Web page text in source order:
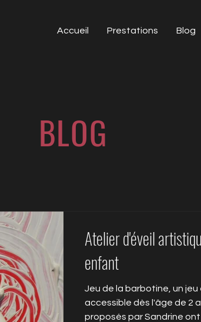
Accueil Prestations Blog
BLOG
Atelier d'éveil
enfant
Jeu de la barbotine, un
accessible dès l'âge de 2
proposés par Sandrine